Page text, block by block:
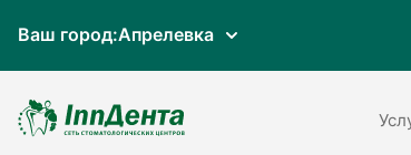
Ваш город:Апрелевка